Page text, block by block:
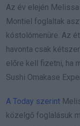
Az év elején
Montiel foglaltak
kóstolómenüre. Az
havonta csak
előre kell fizetni, ha
Sushi Omakase
A Today szerint
közelgő foglalásuk